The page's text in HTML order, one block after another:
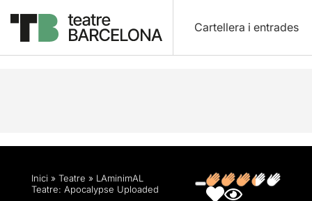
Cartellera i entrades
Descripció Fitxa artística Fotos i vídeos
Inici » Teatre » LAminimAL
Teatre: Apocalypse Uploaded